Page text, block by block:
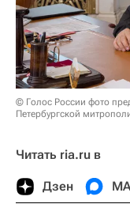
© Голос России фото
Петербургской
Читать ria.ru в
Дзен